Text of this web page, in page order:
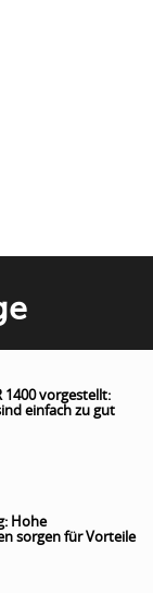
1400 vorgestellt:
einfach zu gut
Hohe
sorgen für Vorteile